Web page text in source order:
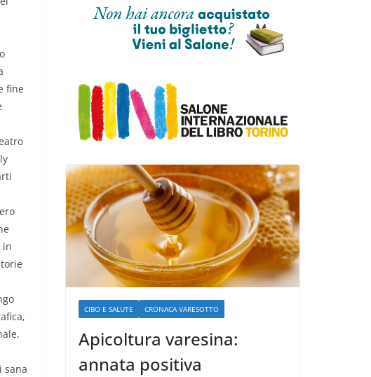
fine
in
sana
CIBO E SALUTE CRONACA VARESOTTO
Apicoltura varesina:
annata positiva